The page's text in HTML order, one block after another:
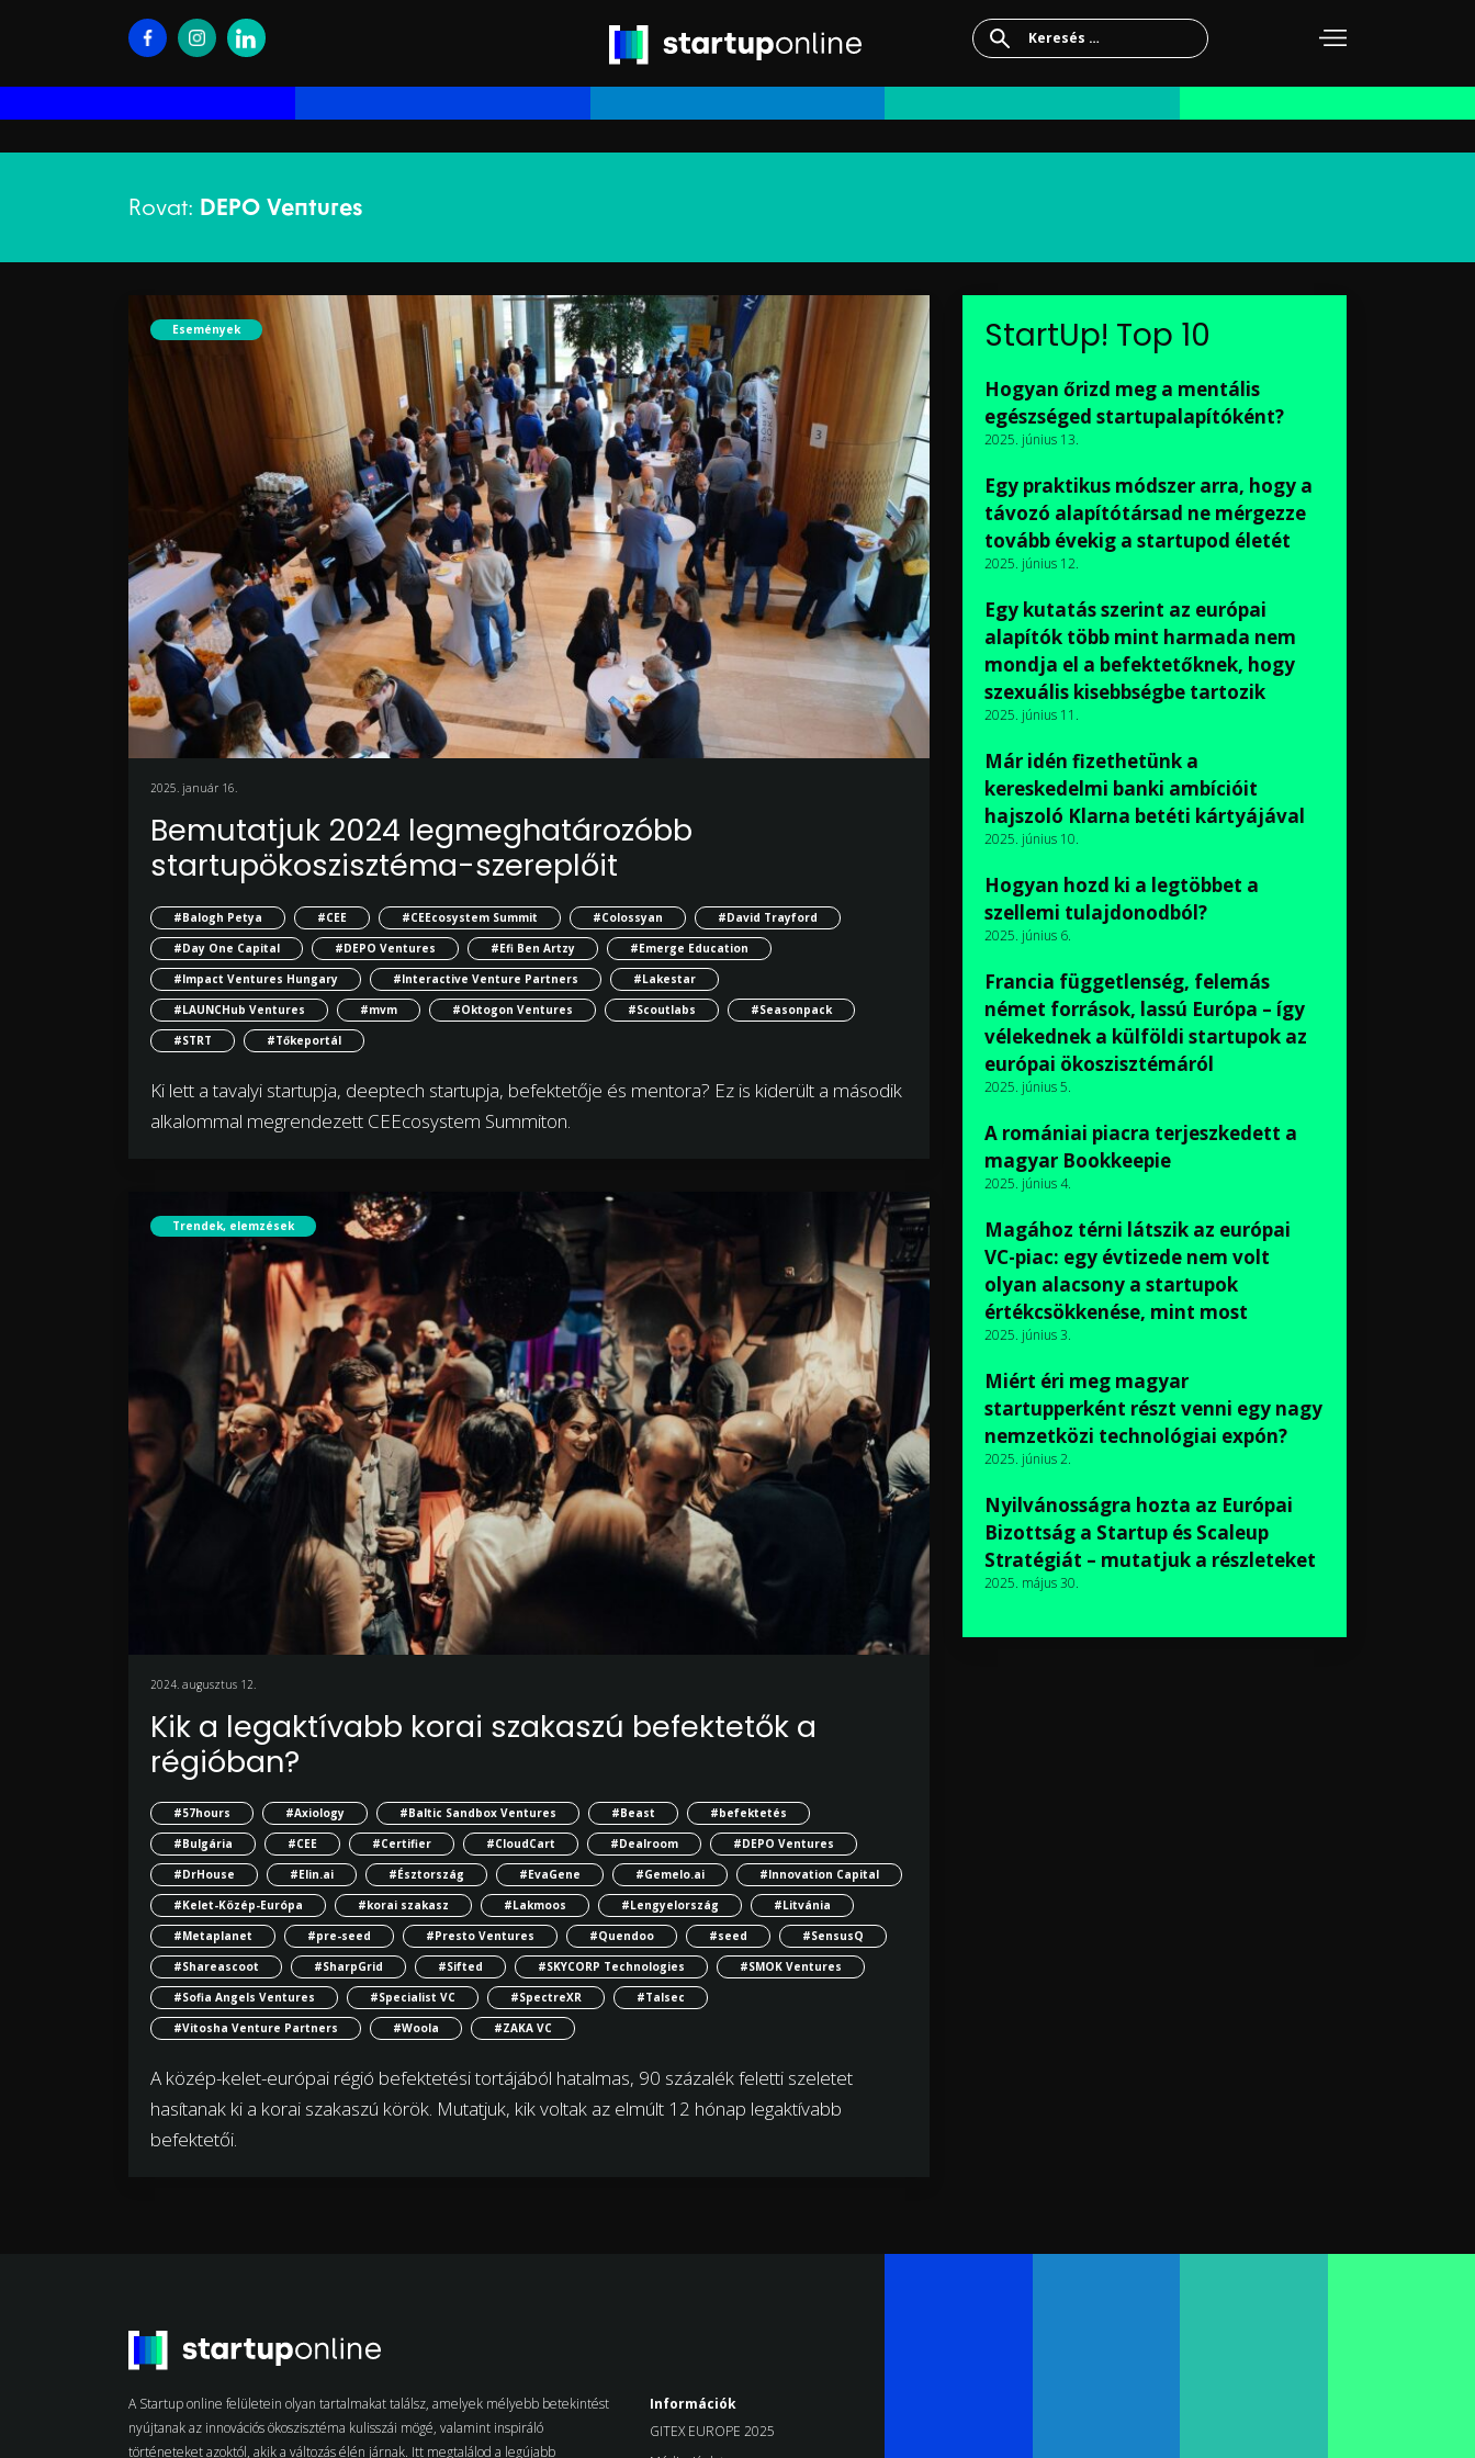
Keresés:
Rovat: DEPO Ventures
Események
2025. január 16.
Bemutatjuk 2024 legmeghatározóbb
startupökoszisztéma-szereplőit
#Balogh Petya #CEE #CEEcosystem Summit #Colossyan
#David Trayford
#Day One Capital
#DEPO Ventures #Efi Ben Artzy
#Emerge Education
#Impact Ventures Hungary
#Interactive Venture Partners
#Lakestar
#LAUNCHub Ventures
#mvm #Oktogon Ventures #Scoutlabs
#Seasonpack
#STRT
#Tőkeportál
Ki lett a tavalyi startupja, deeptech startupja, befektetője és mentora? Ez is kiderült a második
alkalommal megrendezett CEEcosystem Summiton.
Trendek, elemzések
2024. augusztus 12.
Kik a legaktívabb korai szakaszú befektetők a
régióban?
#57hours #Axiology #Baltic Sandbox Ventures #Beast
#befektetés
#Bulgária
#CEE #Certifier #CloudCart #Dealroom
#DEPO Ventures
#DrHouse
#Elin.ai #Észtország #EvaGene #Gemelo.ai
#Innovation Capital
#Kelet-Közép-Európa
#korai szakasz #Lakmoos #Lengyelország
#Litvánia
#Metaplanet
#pre-seed #Presto Ventures #Quendoo #seed
#SensusQ
#Shareascoot
#SharpGrid #Sifted #SKYCORP Technologies
#SMOK Ventures
#Sofia Angels Ventures
#Specialist VC #SpectreXR
#Talsec
#Vitosha Venture Partners
#Woola #ZAKA VC
A közép-kelet-európai régió befektetési tortájából hatalmas, 90 százalék feletti szeletet
hasítanak ki a korai szakaszú körök. Mutatjuk, kik voltak az elmúlt 12 hónap legaktívabb
befektetői.
StartUp! Top 10
Hogyan őrizd meg a mentális
egészséged startupalapítóként?
2025. június 13.
Egy praktikus módszer arra, hogy a
távozó alapítótársad ne mérgezze
tovább évekig a startupod életét
2025. június 12.
Egy kutatás szerint az európai
alapítók több mint harmada nem
mondja el a befektetőknek, hogy
szexuális kisebbségbe tartozik
2025. június 11.
Már idén fizethetünk a
kereskedelmi banki ambícióit
hajszoló Klarna betéti kártyájával
2025. június 10.
Hogyan hozd ki a legtöbbet a
szellemi tulajdonodból?
2025. június 6.
Francia függetlenség, felemás
német források, lassú Európa – így
vélekednek a külföldi startupok az
európai ökoszisztémáról
2025. június 5.
A romániai piacra terjeszkedett a
magyar Bookkeepie
2025. június 4.
Magához térni látszik az európai
VC-piac: egy évtizede nem volt
olyan alacsony a startupok
értékcsökkenése, mint most
2025. június 3.
Miért éri meg magyar
startupperként részt venni egy nagy
nemzetközi technológiai expón?
2025. június 2.
Nyilvánosságra hozta az Európai
Bizottság a Startup és Scaleup
Stratégiát – mutatjuk a részleteket
2025. május 30.
A Startup online felületein olyan tartalmakat találsz, amelyek mélyebb betekintést
nyújtanak az innovációs ökoszisztéma kulisszái mögé, valamint inspiráló
történeteket azoktól, akik a változás élén járnak. Itt megtalálod a legújabb
Információk
GITEX EUROPE 2025